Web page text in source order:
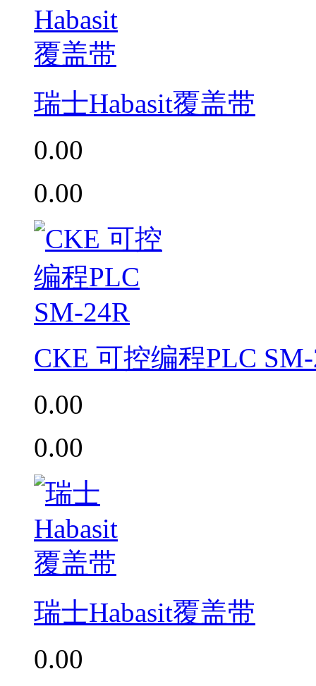
瑞士Habasit覆盖带
0.00
0.00
CKE 可控编程PLC
0.00
0.00
瑞士Habasit覆盖带
0.00